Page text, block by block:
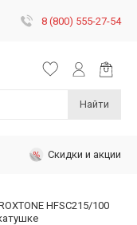
8 (800) 555-27-54
Найти
Скидки и акции
HFSC215/100